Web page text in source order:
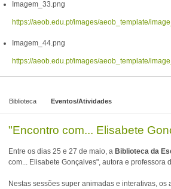
Imagem_33.png
https://aeob.edu.pt/images/aeob_template/
Imagem_44.png
https://aeob.edu.pt/images/aeob_template/
Biblioteca Eventos/Atividades
"Encontro com... Elisabete
Entre os dias 25 e 27 de maio, a Biblioteca da
com... Elisabete Gonçalves", autora e professora
Nestas sessões super animadas e interativas,